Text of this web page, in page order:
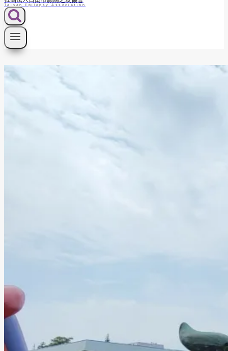
Tainan Epilepsy Association